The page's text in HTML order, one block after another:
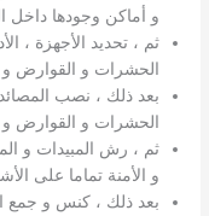
و أماكن وجودها داخل
ثم ، تحديد الأجهزة ،
الحشرات و القوارض و
بعد ذلك ، نصب
الحشرات و القوارض
ثم ، رش المبيدات و
و الأمنة تماما على
بعد ذلك ، كنس و جمع